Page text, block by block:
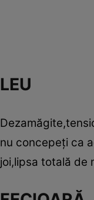
LEU
nu concepeţi ca
joi,lipsa totală de